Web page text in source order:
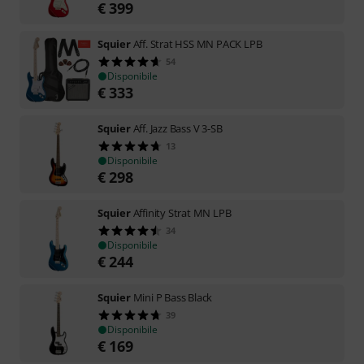
€ 399
SquierAff. Strat HSS MN PACK LPB
54
Disponibile
€ 333
SquierAff. Jazz Bass V 3-SB
13
Disponibile
€ 298
SquierAffinity Strat MN LPB
34
Disponibile
€ 244
Squier Mini P Bass Black
39
Disponibile
€ 169